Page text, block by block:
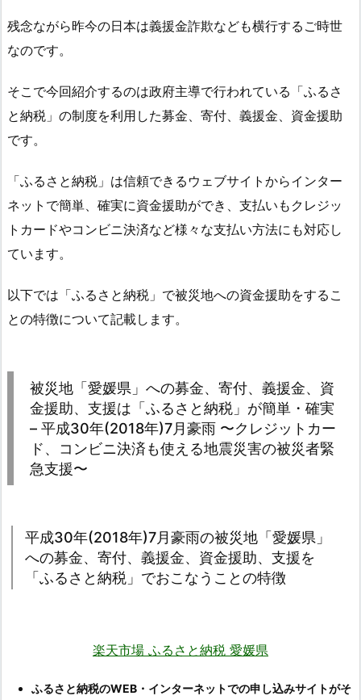
残念ながら昨今の日本は義援金詐欺なども横行するご時世
なのです。
そこで今回紹介するのは政府主導で行われている「ふるさ
と納税」の制度を利用した募金、寄付、義援金、資金援助
です。
「ふるさと納税」は信頼できるウェブサイトからインター
ネットで簡単、確実に資金援助ができ、支払いもクレジッ
トカードやコンビニ決済など様々な支払い方法にも対応し
ています。
以下では「ふるさと納税」で被災地への資金援助をするこ
との特徴について記載します。
被災地「愛媛県」への募金、寄付、義援金、資
金援助、支援は「ふるさと納税」が簡単・確実
– 平成30年(2018年)7月豪雨 〜クレジットカー
ド、コンビニ決済も使える地震災害の被災者緊
急支援〜
平成30年(2018年)7月豪雨の被災地「愛媛県」
への募金、寄付、義援金、資金援助、支援を
「ふるさと納税」でおこなうことの特徴
楽天市場 ふるさと納税 愛媛県
ふるさと納税のWEB・インターネットでの申し込みサイトがそ